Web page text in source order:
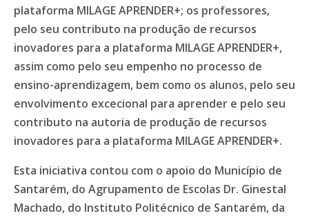
plataforma MILAGE APRENDER+; os professores,
pelo seu contributo na produção de recursos
inovadores para a plataforma MILAGE APRENDER+,
assim como pelo seu empenho no processo de
ensino-aprendizagem, bem como os alunos, pelo seu
envolvimento excecional para aprender e pelo seu
contributo na autoria de produção de recursos
inovadores para a plataforma MILAGE APRENDER+.
Esta iniciativa contou com o apoio do Município de
Santarém, do Agrupamento de Escolas Dr. Ginestal
Machado, do Instituto Politécnico de Santarém, da